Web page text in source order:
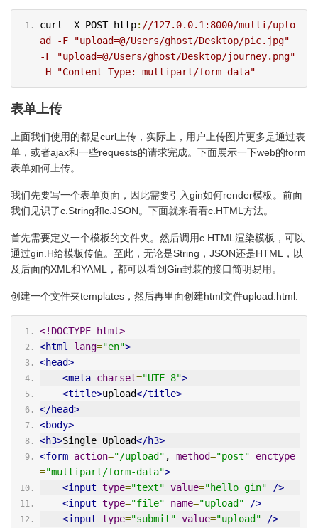
curl -X POST http: //127.0.0.1:8000/multi/uplo
ad -F "upload=@/Users/ghost/Desktop/pic.jpg"
-F "upload=@/Users/ghost/Desktop/journey.png"
-H "Content-Type: multipart/form-data"
表单上传
上面我们使用的都是curl上传，实际上，用户上传图片更多是通过表
单，或者ajax和一些requests的请求完成。下面展示一下web的form
表单如何上传。
我们先要写一个表单页面，因此需要引入gin如何render模板。前面
我们见识了c.String和c.JSON。下面就来看看c.HTML方法。
首先需要定义一个模板的文件夹。然后调用c.HTML渲染模板，可以
通过gin.H给模板传值。至此，无论是String，JSON还是HTML，以
及后面的XML和YAML，都可以看到Gin封装的接口简明易用。
创建一个文件夹templates，然后再里面创建html文件upload.html:
<!DOCTYPE html>
<html
lang="en">
<head>
<meta charset="UTF-8">
<title>upload</title>
</head>
<body>
<h3>Single Upload</h3>
<form action="/upload" , method="post"
enctype
="multipart/form-data">
<input type="text" value="hello gin"
/>
<input type="file" name="upload"
/>
<input type="submit" value="upload"
/>